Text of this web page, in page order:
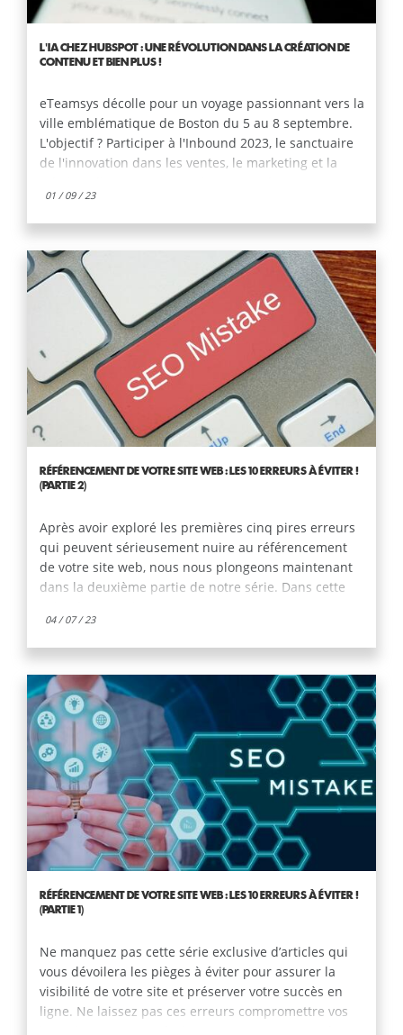
L'IA CHEZ HUBSPOT : UNE RÉVOLUTION DANS LA CRÉATION DE
CONTENU ET BIEN PLUS !
eTeamsys décolle pour un voyage passionnant vers la
ville emblématique de Boston du 5 au 8 septembre.
L'objectif ? Participer à l'Inbound 2023, le sanctuaire
de l'innovation dans les ventes, le marketing et la
pourquoi pas, ajouter notre pierre à l'édifice du
savoir collectif !
01 / 09 / 23
RÉFÉRENCEMENT DE VOTRE SITE WEB : LES 10 ERREURS À ÉVITER !
(PARTIE 2)
Après avoir exploré les premières cinq pires erreurs
qui peuvent sérieusement nuire au référencement
de votre site web, nous nous plongeons maintenant
dans la deuxième partie de notre série. Dans cette
évidence cinq autres pièges dans lesquels il est
crucial de ne pas tomber si vous souhaitez maximiser
recherche.
04 / 07 / 23
RÉFÉRENCEMENT DE VOTRE SITE WEB : LES 10 ERREURS À ÉVITER !
(PARTIE 1)
Ne manquez pas cette série exclusive d’articles qui
vous dévoilera les pièges à éviter pour assurer la
visibilité de votre site et préserver votre succès en
ligne. Ne laissez pas ces erreurs compromettre vos